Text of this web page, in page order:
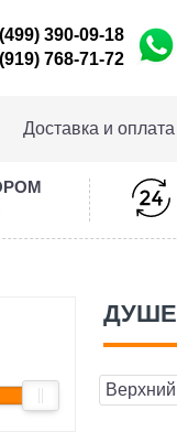
390-09-18
768-71-72
Доставка и оплата